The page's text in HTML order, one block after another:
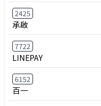
2425
承啟
7722
LINEPAY
6152
百一